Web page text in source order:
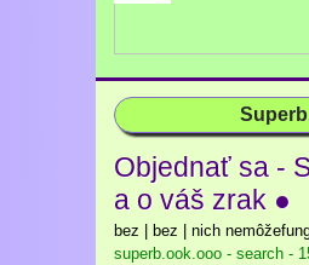
Objednať sa -
a o váš zrak ●
bez | bez | nich
superb.ook.ooo - search -